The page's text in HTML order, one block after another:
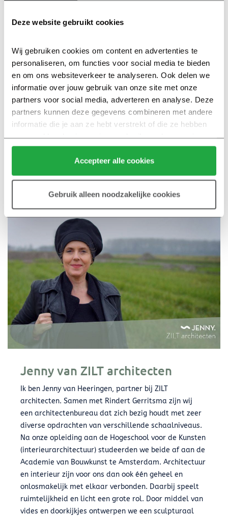
Deze website gebruikt cookies
Wij gebruiken cookies om content en advertenties te
personaliseren, om functies voor social media te bieden
en om ons websiteverkeer te analyseren. Ook delen we
informatie over jouw gebruik van onze site met onze
partners voor social media, adverteren en analyse. Deze
partners kunnen deze gegevens combineren met andere
informatie die je aan ze hebt verstrekt of die ze hebben
verzameld op basis van jouw gebruik van hun services.
Klik hier voor meer informatie over ons cookiebeleid.
Accepteer alle cookies
Gebruik alleen noodzakelijke cookies
Ik ben Arthur Nuss, architect bij Global Architects uit
Den Haag. Wij proberen je altijd te verrassen met
verfrissende ontwerpen en ideeën. Met natuurlijke
materialen weten we verschillende stijlen te
ontwerpen waar je je prettig, vrij en comfortabel in
voelt.
Lees het verhaal van Arthur →
Jenny van ZILT architecten
Ik ben Jenny van Heeringen, partner bij ZILT
architecten. Samen met Rindert Gerritsma zijn wij
een architectenbureau dat zich bezig houdt met zeer
diverse opdrachten van verschillende schaalniveaus.
Na onze opleiding aan de Hogeschool voor de Kunsten
(interieurarchitectuur) studeerden we beide af aan de
Academie van Bouwkunst te Amsterdam. Architectuur
en interieur zijn voor ons dan ook één geheel en
onlosmakelijk met elkaar verbonden. Daarbij speelt
ruimtelijkheid en licht een grote rol. Door middel van
vides en doorkijkjes ontwerpen we een sculpturaal